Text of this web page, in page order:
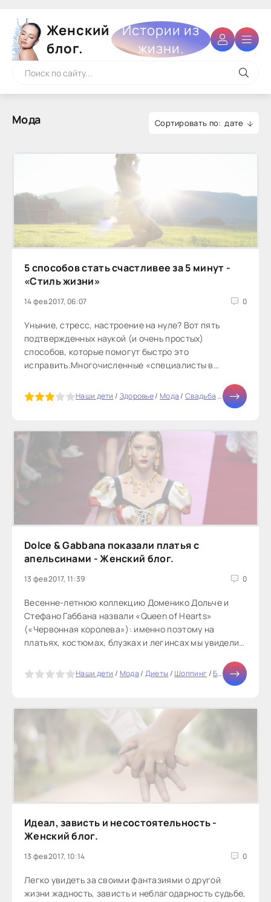
Женский
блог.
Истории из
жизни.
Мода дате
5 способов стать счастливее за 5 минут -
«Стиль жизни»
14 фев 2017, 06:07 0
Уныние, стресс, настроение на нуле? Вот пять
подтвержденных наукой (и очень простых)
способов, которые помогут быстро это
исправить.Многочисленные «специалисты в
малоприменимы на практике. Ну согласитесь, у кого
из нас есть время для долгой медитации,
Наши дети / Здоровье/ Мода/Свадьба Отношения
Dolce & Gabbana показали платья с
апельсинами - Женский блог.
13 фев 2017, 11:39 0
Весенне-летнюю коллекцию Доменико Дольче и
Стефано Габбана назвали «Queen of Hearts»
(«Червонная королева»): именно поэтому на
платьях, костюмах, блузках и легинсах мы увидели
из страз — именно в таких нарядах дизайнеры хотят
видеть поколение
Наши дети / Мода/ Диеты/Шоппинг /Бизнес /Мир
Идеал, зависть и несостоятельность -
Женский блог.
13 фев 2017, 10:14 0
Легко увидеть за своими фантазиями о другой
жизни жадность, зависть и неблагодарность судьбе,